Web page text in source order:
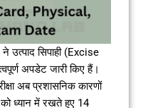
उत्पाद सिपाही (Excise
अपडेट जारी किए हैं।
अब प्रशासनिक कारणों
ध्यान में रखते हुए 14